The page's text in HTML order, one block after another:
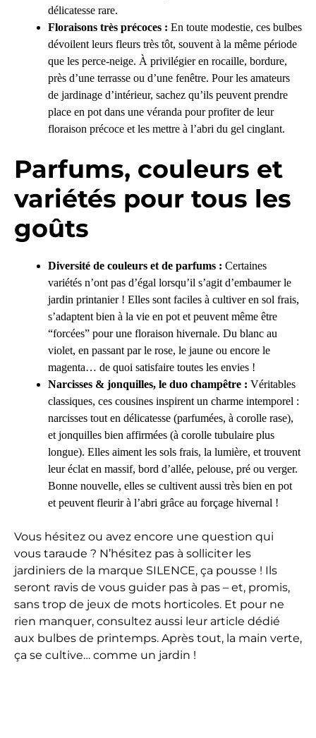
délicatesse rare.
Floraisons très précoces : En toute modestie, ces bulbes
dévoilent leurs fleurs très tôt, souvent à la même période
que les perce-neige. À privilégier en rocaille, bordure,
près d’une terrasse ou d’une fenêtre. Pour les amateurs
de jardinage d’intérieur, sachez qu’ils peuvent prendre
place en pot dans une véranda pour profiter de leur
floraison précoce et les mettre à l’abri du gel cinglant.
Parfums, couleurs et
variétés pour tous les
goûts
Diversité de couleurs et de parfums : Certaines
variétés n’ont pas d’égal lorsqu’il s’agit d’embaumer le
jardin printanier ! Elles sont faciles à cultiver en sol frais,
s’adaptent bien à la vie en pot et peuvent même être
“forcées” pour une floraison hivernale. Du blanc au
violet, en passant par le rose, le jaune ou encore le
magenta… de quoi satisfaire toutes les envies !
Narcisses & jonquilles, le duo champêtre : Véritables
classiques, ces cousines inspirent un charme intemporel :
narcisses tout en délicatesse (parfumées, à corolle rase),
et jonquilles bien affirmées (à corolle tubulaire plus
longue). Elles aiment les sols frais, la lumière, et trouvent
leur éclat en massif, bord d’allée, pelouse, pré ou verger.
Bonne nouvelle, elles se cultivent aussi très bien en pot
et peuvent fleurir à l’abri grâce au forçage hivernal !
Vous hésitez ou avez encore une question qui
vous taraude ? N’hésitez pas à solliciter les
jardiniers de la marque SILENCE, ça pousse ! Ils
seront ravis de vous guider pas à pas – et, promis,
sans trop de jeux de mots horticoles. Et pour ne
rien manquer, consultez aussi leur article dédié
aux bulbes de printemps. Après tout, la main verte,
ça se cultive… comme un jardin !